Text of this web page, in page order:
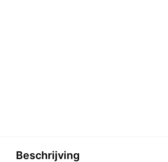
Beschrijving